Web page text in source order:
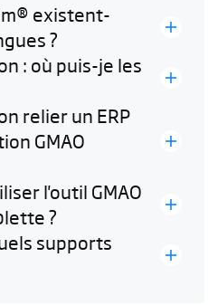
existent-
?
: où puis-je les
relier un ERP
GMAO
l'outil GMAO
?
supports